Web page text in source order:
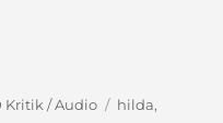
Kritik / Audio Schlagwörter
hilda,